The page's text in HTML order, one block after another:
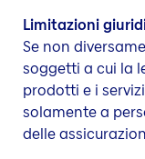
Limitazioni
Se non
soggetti a cui la
prodotti e i
solamente a
delle